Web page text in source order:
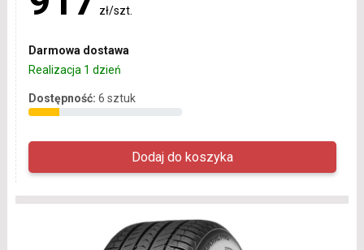
zł/szt.
Darmowa dostawa
Realizacja 1 dzień
Dostępność: 6 sztuk